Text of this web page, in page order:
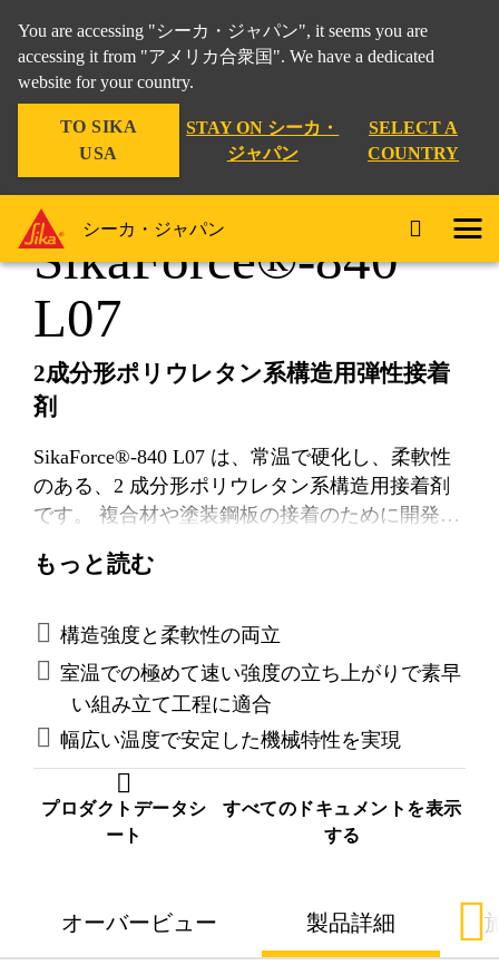
You are accessing "シーカ・ジャパン", it seems you are
accessing it from "アメリカ合衆国". We have a dedicated
website for your country.
TO SIKA
USA
STAY ON シーカ・
ジャパン
SELECT A
COUNTRY
シーカ・ジャパン
プロダクトデータシ
ート
すべてのドキュメントを表示
する
SikaForce®-840
L07
2成分形ポリウレタン系構造⽤弾性接着
剤
SikaForce®-840 L07 は、常温で硬化し、柔軟性
のある、2 成分形ポリウレタン系構造⽤接着剤
です。 複合材や塗装鋼板の接着のために開発さ
性を⽰します。本接着剤は、速硬化で強度発現
の間は垂れにくい性状を持ち、圧締性にも優れ
ています。
もっと読む
構造強度と柔軟性の両立
室温での極めて速い強度の立ち上がりで素早
い組み立て工程に適合
幅広い温度で安定した機械特性を実現
オーバービュー 製品詳細